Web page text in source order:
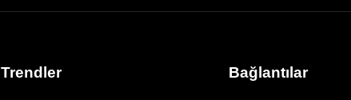
Trendler Bağlantılar